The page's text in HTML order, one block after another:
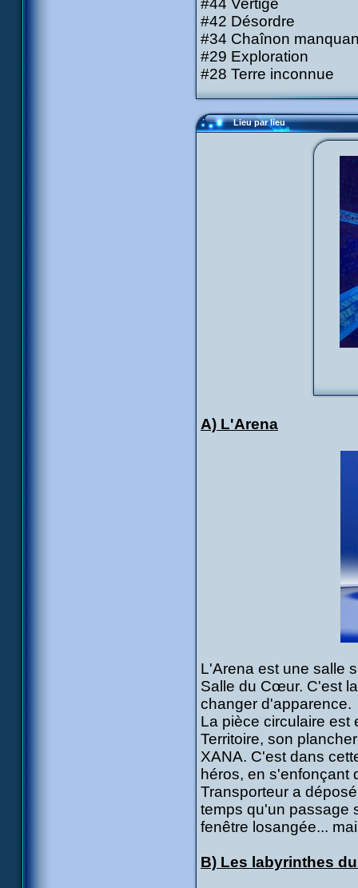
#44 Vertige
#42 Désordre
#34 Chaînon
#29 Exploration
#28 Terre inconnue
Lieu par lieu
A) L'Arena
L'Arena est une salle
Salle du Cœur. C'est
changer d'apparence.
La pièce circulaire est
Territoire, son
XANA. C'est dans
héros, en s'enfonçant
Transporteur a
temps qu'un passage
fenêtre losangée...
B) Les labyrinthes